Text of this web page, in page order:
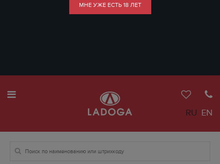
МНЕ УЖЕ ЕСТЬ 18 ЛЕТ
RU EN